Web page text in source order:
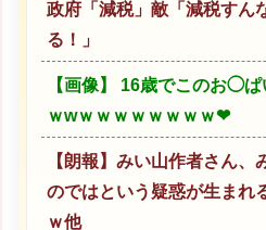
政府「減税」敵「減税すん
る！」
【画像】 16歳でこのお◯
ｗwｗｗｗｗｗｗｗｗ❤
【朗報】みい山作者さん、
のではという疑惑が生まれ
ｗ他